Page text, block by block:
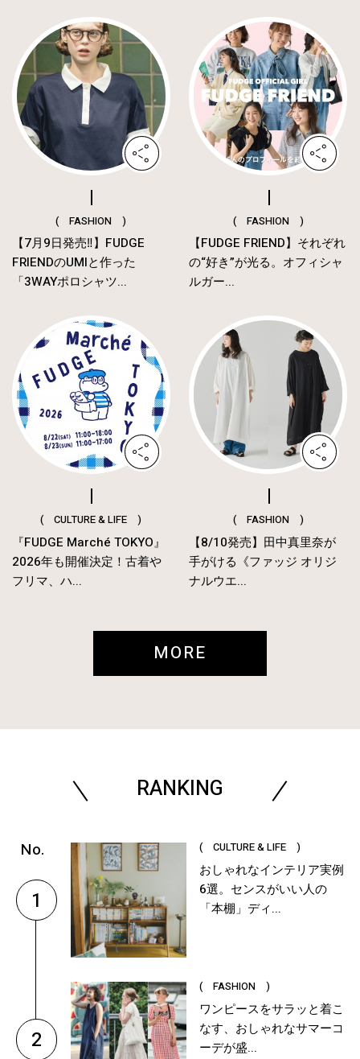
( FASHION )
【7月9日発売‼︎】FUDGE
FRIENDのUMIと作った
「3WAYポロシャツ...
( FASHION )
【FUDGE FRIEND】それぞれ
の“好き”が光る。オフィシャ
ルガー...
( CULTURE & LIFE )
『FUDGE Marché TOKYO』
2026年も開催決定！古着や
フリマ、ハ...
( FASHION )
【8/10発売】田中真里奈が
手がける《ファッジ オリジ
ナルウエ...
MORE
RANKING
1
( CULTURE & LIFE )
おしゃれなインテリア実例
6選。センスがいい人の
「本棚」ディ...
2
( FASHION )
ワンピースをサラッと着こ
なす、おしゃれなサマーコ
ーデが盛...